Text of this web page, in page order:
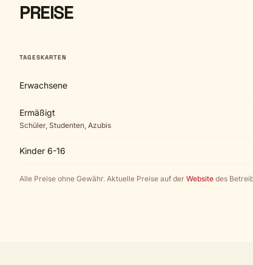
PREISE
TAGESKARTEN
Erwachsene
Ermäßigt
Schüler, Studenten, Azubis
Kinder 6-16
Alle Preise ohne Gewähr. Aktuelle Preise auf der Website des